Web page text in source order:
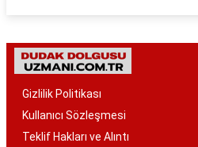
Gizlilik Politikası
Kullanıcı Sözleşmesi
Teklif Hakları ve Alıntı